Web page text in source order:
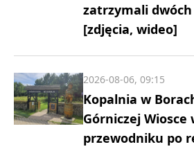
zatrzymali dwóch
[zdjęcia, wideo]
Kopalnia w
Górniczej Wiosce
przewodniku po
2026-08-06, 09:15